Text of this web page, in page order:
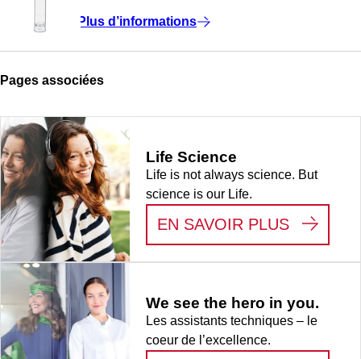
Plus d’informations
Pages associées
Life Science
Life is not always science. But
science is our Life.
EN SAVOIR PLUS: LIFE
We see the hero in you.
Les assistants techniques – le
coeur de l’excellence.